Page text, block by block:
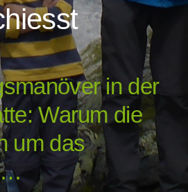
in der
Warum die
um das